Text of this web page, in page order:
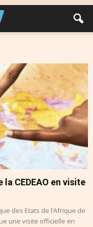
CEDEAO en visite
des Etats de l’Afrique de
une visite officielle en